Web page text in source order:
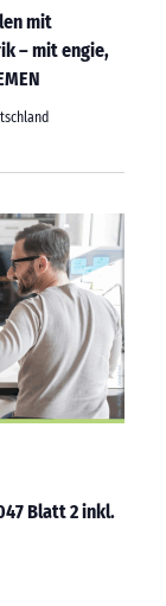
mit
– mit engie,
Blatt 2 inkl.